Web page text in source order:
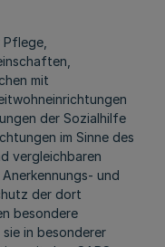
mit
der Sozialhilfe
im Sinne des
vergleichbaren
und
der dort
besondere
in besonderer